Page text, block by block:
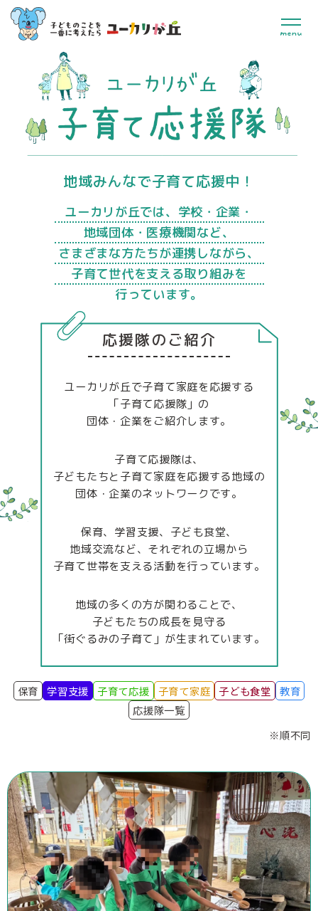
地域みんなで子育て応援中！
ユーカリが丘では、学校・企業・
地域団体・医療機関など、
さまざまな方たちが連携しながら、
子育て世代を支える取り組みを
行っています。
応援隊のご紹介
ユーカリが丘で子育て家庭を応援する
「子育て応援隊」の
団体・企業をご紹介します。
子育て応援隊は、
子どもたちと子育て家庭を応援する地域の
団体・企業のネットワークです。
保育、学習支援、子ども食堂、
地域交流など、 それぞれの立場から
子育て世帯を支える活動を行っています。
地域の多くの方が関わることで、
子どもたちの成長を見守る
「街ぐるみの子育て」が生まれています。
保育 学習支援 子育て応援 子育て家庭 子ども食堂
教育
応援隊一覧
※順不同